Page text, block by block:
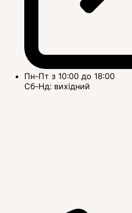
Пн-Пт з 10:00 до 18:00
Сб-Нд: вихідний